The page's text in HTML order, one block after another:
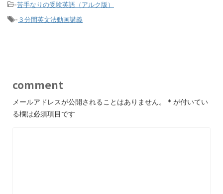
-苦手なりの受験英語（アルク版）
- ３分間英文法動画講義
comment
メールアドレスが公開されることはありません。 * が付いてい
る欄は必須項目です